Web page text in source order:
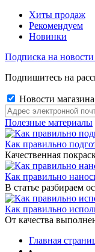
Хиты продаж
Рекомендуем
Новинки
Подписка на новости
Подпишитесь на
Новости магазина
Полезные материалы
Как правильно
Качественная
Как правильно
В статье разбираем
Как правильно
От качества
Главная